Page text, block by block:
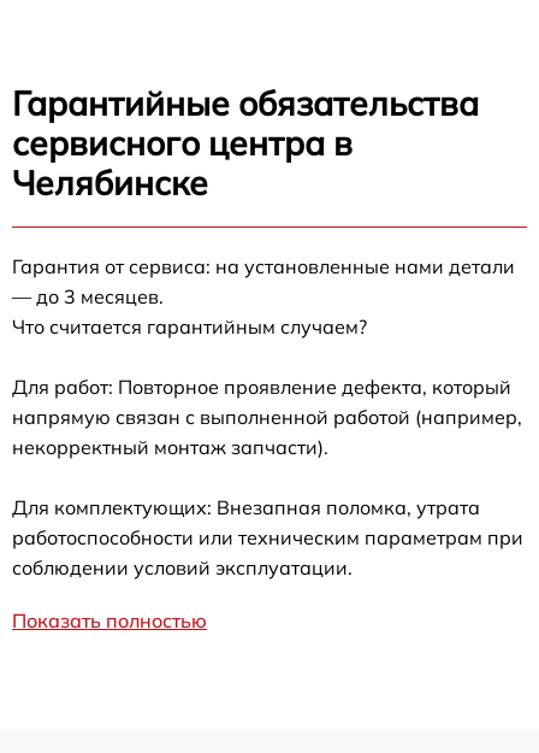
Гарантийные обязательства
сервисного центра в
Челябинске
Гарантия от сервиса: на установленные нами детали
— до 3 месяцев.
Что считается гарантийным случаем?
Для работ: Повторное проявление дефекта, который
напрямую связан с выполненной работой (например,
некорректный монтаж запчасти).
Для комплектующих: Внезапная поломка, утрата
работоспособности или техническим параметрам при
соблюдении условий эксплуатации.
Показать полностью